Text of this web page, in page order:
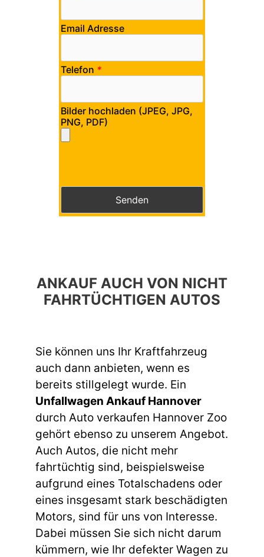
Email Adresse
Telefon *
Bilder hochladen (JPEG, JPG,
PNG, PDF)
Bitte lasse dieses Feld leer.
ANKAUF AUCH VON NICHT
FAHRTÜCHTIGEN AUTOS
Sie können uns Ihr Kraftfahrzeug
auch dann anbieten, wenn es
bereits stillgelegt wurde. Ein
Unfallwagen Ankauf Hannover
durch Auto verkaufen Hannover Zoo
gehört ebenso zu unserem Angebot.
Auch Autos, die nicht mehr
fahrtüchtig sind, beispielsweise
aufgrund eines Totalschadens oder
eines insgesamt stark beschädigten
Motors, sind für uns von Interesse.
Dabei müssen Sie sich nicht darum
kümmern, wie Ihr defekter Wagen zu